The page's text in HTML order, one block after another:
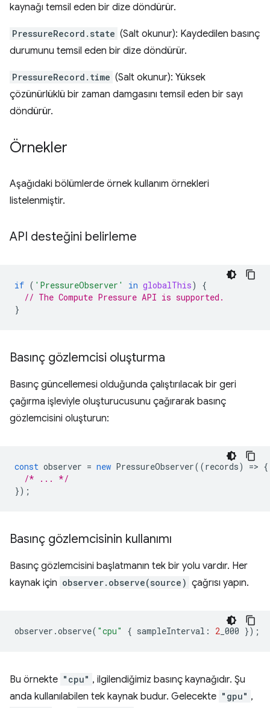
kaynağı temsil eden bir dize döndürür.
PressureRecord.state (Salt okunur): Kaydedilen basınç
durumunu temsil eden bir dize döndürür.
PressureRecord.time (Salt okunur): Yüksek
çözünürlüklü bir zaman damgasını temsil eden bir sayı
döndürür.
Örnekler
Aşağıdaki bölümlerde örnek kullanım örnekleri
listelenmiştir.
API desteğini belirleme
if ( 'PressureObserver' in globalThis)
{
// The Compute Pressure API is supported.
}
Basınç gözlemcisi oluşturma
Basınç güncellemesi olduğunda çalıştırılacak bir geri
çağırma işleviyle oluşturucusunu çağırarak basınç
gözlemcisini oluşturun:
const observer = new PressureObserver((records) => {
/* ... */
});
Basınç gözlemcisinin kullanımı
Basınç gözlemcisini başlatmanın tek bir yolu vardır. Her
kaynak için observer.observe(source) çağrısı yapın.
observer .observe( "cpu" { sampleInterval : 2 _000 });
Bu örnekte "cpu" , ilgilendiğimiz basınç kaynağıdır. Şu
anda kullanılabilen tek kaynak budur. Gelecekte "gpu" ,